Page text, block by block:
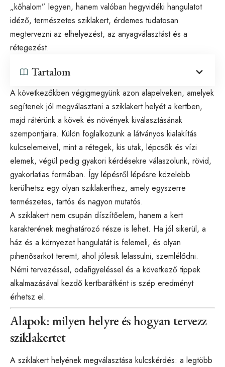
„kőhalom” legyen, hanem valóban hegyvidéki hangulatot
idéző, természetes sziklakert, érdemes tudatosan
megtervezni az elhelyezést, az anyagválasztást és a
rétegezést.
Tartalom
A következőkben végigmegyünk azon alapelveken, amelyek
segítenek jól megválasztani a sziklakert helyét a kertben,
majd rátérünk a kövek és növények kiválasztásának
szempontjaira. Külön foglalkozunk a látványos kialakítás
kulcselemeivel, mint a rétegek, kis utak, lépcsők és vízi
elemek, végül pedig gyakori kérdésekre válaszolunk, rövid,
gyakorlatias formában. Így lépésről lépésre közelebb
kerülhetsz egy olyan sziklakerthez, amely egyszerre
természetes, tartós és nagyon mutatós.
A sziklakert nem csupán díszítőelem, hanem a kert
karakterének meghatározó része is lehet. Ha jól sikerül, a
ház és a környezet hangulatát is felemeli, és olyan
pihenősarkot teremt, ahol jólesik lelassulni, szemlélődni.
Némi tervezéssel, odafigyeléssel és a következő tippek
alkalmazásával kezdő kertbarátként is szép eredményt
érhetsz el.
Alapok: milyen helyre és hogyan tervezz
sziklakertet
A sziklakert helyének megválasztása kulcskérdés: a legtöbb